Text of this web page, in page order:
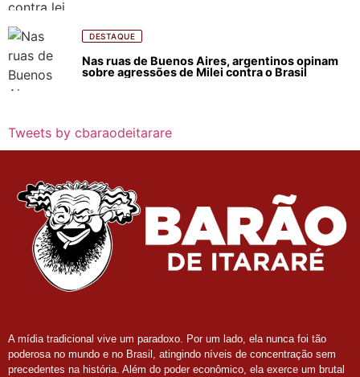
DESTAQUE
Nas ruas de Buenos Aires, argentinos opinam
sobre agressões de Milei contra o Brasil
Tweets by cbaraodeitarare
A mídia tradicional vive um paradoxo. Por um lado, ela nunca foi tão
poderosa no mundo e no Brasil, atingindo níveis de concentração sem
precedentes na história. Além do poder econômico, ela exerce um brutal